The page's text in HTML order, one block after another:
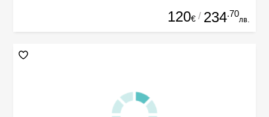
120€ / 234.70
лв.